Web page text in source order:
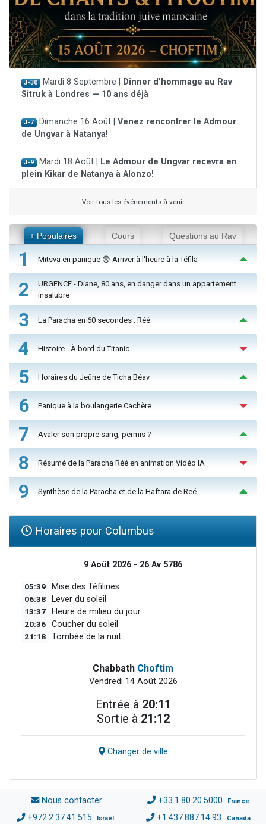
J-30 Mardi 8 Septembre |
Dinner d'hommage au Rav
Sitruk à Londres — 10 ans déjà
J-7 Dimanche 16 Août | Venez rencontrer le Admour
de Ungvar à Natanya!
J-9 Mardi 18 Août |
Le Admour de Ungvar recevra en
plein Kikar de Natanya à Alonzo!
Voir tous les événements à venir
+ Populaires Cours Questions au Rav
1 Mitsva en panique 😨 Arriver à l'heure à la Téfila
2
URGENCE - Diane, 80 ans, en danger dans un appartement
insalubre
3 La Paracha en 60 secondes : Réé
4 Histoire - À bord du Titanic
5 Horaires du Jeûne de Ticha Béav
6 Panique à la boulangerie Cachère
7 Avaler son propre sang, permis ?
8 Résumé de la Paracha Réé en animation Vidéo IA
9 Synthèse de la Paracha et de la Haftara de Reé
Horaires pour Columbus
9 Août 2026 - 26 Av 5786
05:39 Mise des Téfilines
06:38 Lever du soleil
13:37 Heure de milieu du jour
20:36 Coucher du soleil
21:18 Tombée de la nuit
Chabbath Choftim
Vendredi 14 Août 2026
Entrée à 20:11
Sortie à 21:12
Changer de ville
Nous contacter +33.1.80.20.5000 France
+972.2.37.41.515 Israël +1.437.887.14.93 Canada